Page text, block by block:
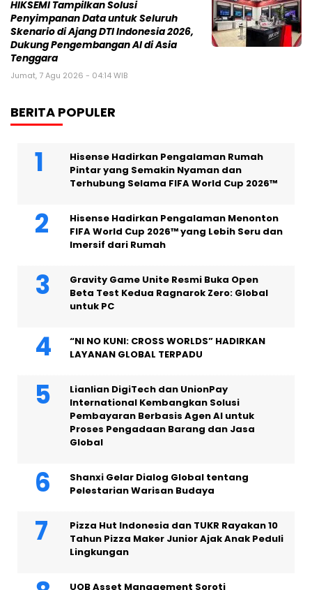
HIKSEMI Tampilkan Solusi
Penyimpanan Data untuk Seluruh
Skenario di Ajang DTI Indonesia 2026,
Dukung Pengembangan AI di Asia
Tenggara
Jumat, 7 Agu 2026 - 04:14 WIB
BERITA POPULER
Hisense Hadirkan Pengalaman Rumah
Pintar yang Semakin Nyaman dan
Terhubung Selama FIFA World Cup 2026™
Hisense Hadirkan Pengalaman Menonton
FIFA World Cup 2026™ yang Lebih Seru dan
Imersif dari Rumah
Gravity Game Unite Resmi Buka Open
Beta Test Kedua Ragnarok Zero: Global
untuk PC
“NI NO KUNI: CROSS WORLDS” HADIRKAN
LAYANAN GLOBAL TERPADU
Lianlian DigiTech dan UnionPay
International Kembangkan Solusi
Pembayaran Berbasis Agen AI untuk
Proses Pengadaan Barang dan Jasa
Global
Shanxi Gelar Dialog Global tentang
Pelestarian Warisan Budaya
Pizza Hut Indonesia dan TUKR Rayakan 10
Tahun Pizza Maker Junior Ajak Anak Peduli
Lingkungan
UOB Asset Management Soroti